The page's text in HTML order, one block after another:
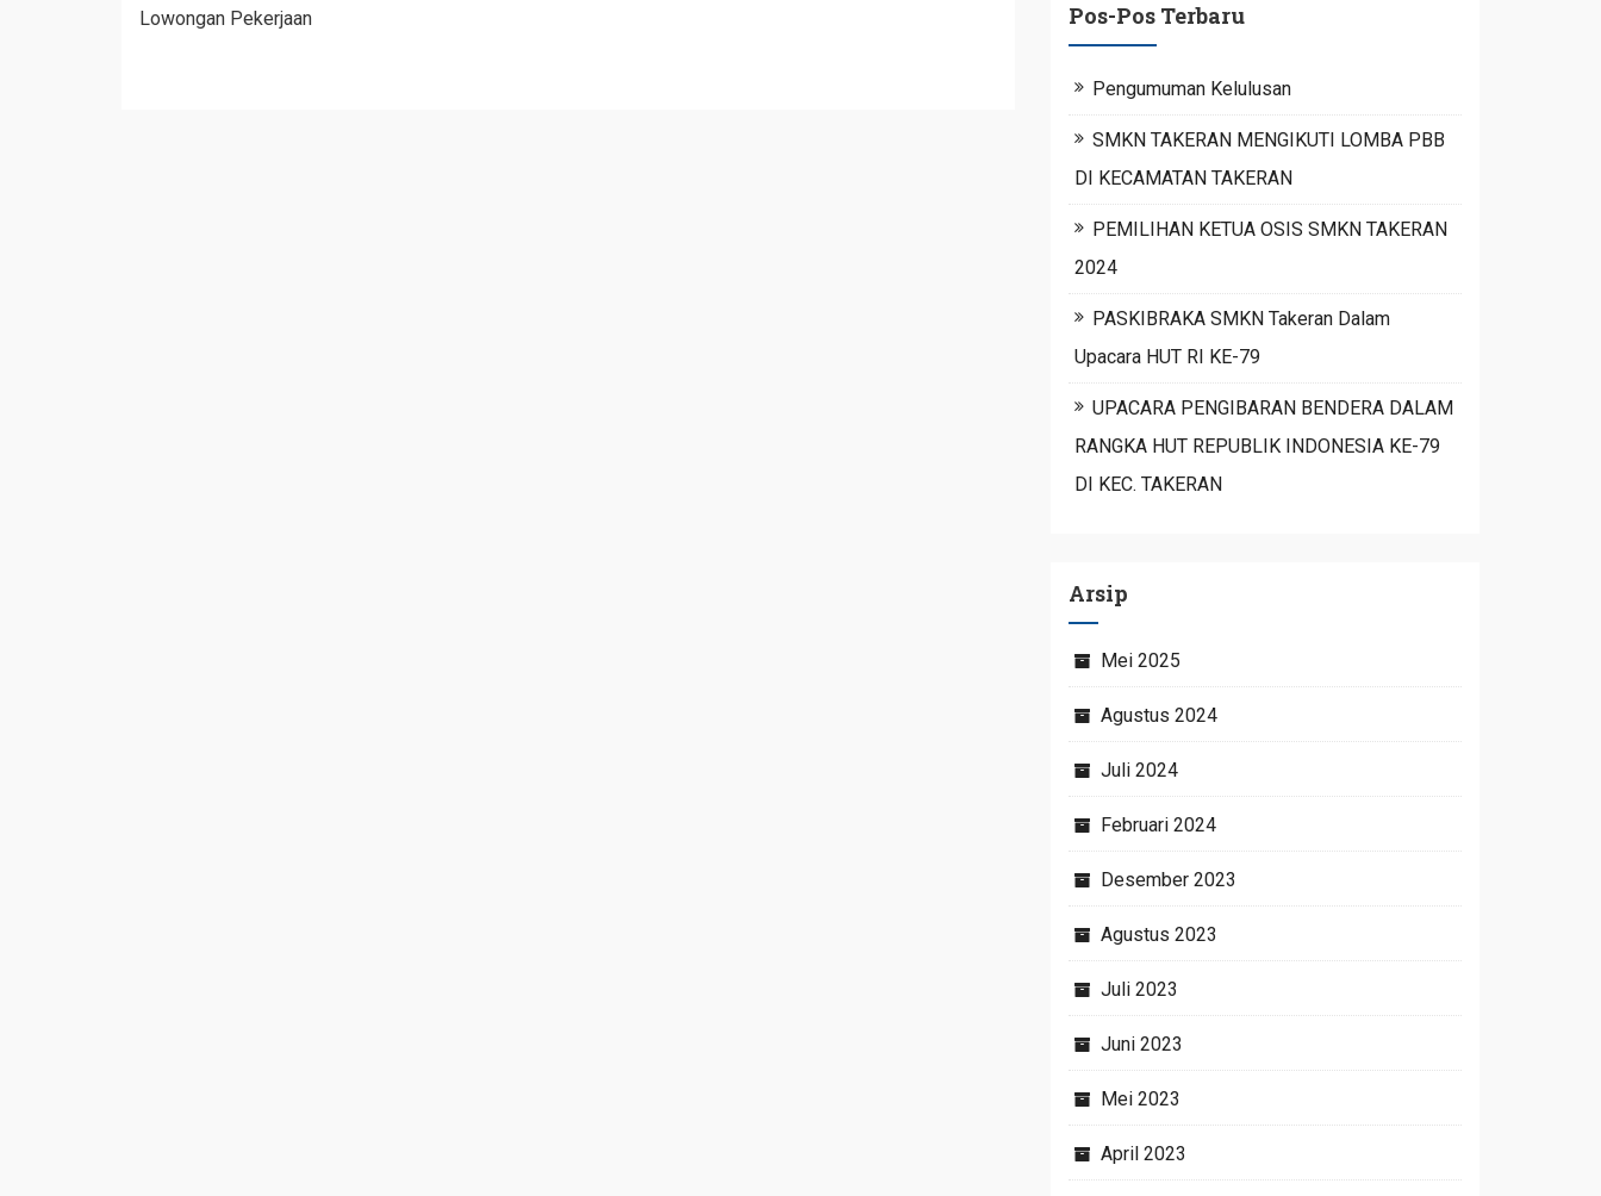
Lowongan Pekerjaan
Pos-Pos Terbaru
Pengumuman Kelulusan
SMKN TAKERAN MENGIKUTI LOMBA PBB
DI KECAMATAN TAKERAN
PEMILIHAN KETUA OSIS SMKN TAKERAN
2024
PASKIBRAKA SMKN Takeran Dalam
Upacara HUT RI KE-79
UPACARA PENGIBARAN BENDERA DALAM
RANGKA HUT REPUBLIK INDONESIA KE-79
DI KEC. TAKERAN
Arsip
Mei 2025
Agustus 2024
Juli 2024
Februari 2024
Desember 2023
Agustus 2023
Juli 2023
Juni 2023
Mei 2023
April 2023